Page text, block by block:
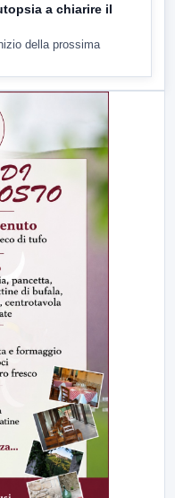
a chiarire il
della prossima